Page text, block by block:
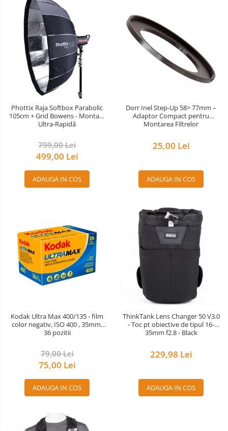
Phottix Raja Softbox Parabolic
105cm + Grid Bowens - Montare
Ultra-Rapidă
799,00 Lei
499,00 Lei
ADAUGA IN COS
Dorr Inel Step-Up 58> 77mm –
Adaptor Compact pentru
Montarea Filtrelor
25,00 Lei
ADAUGA IN COS
Kodak Ultra Max 400/135 - film
color negativ, ISO 400 , 35mm,
36 pozitii
79,00 Lei
75,00 Lei
ADAUGA IN COS
ThinkTank Lens Changer 50 V3.0
- Toc pt obiective de tipul 16-
35mm f2.8 - Black
229,98 Lei
ADAUGA IN COS